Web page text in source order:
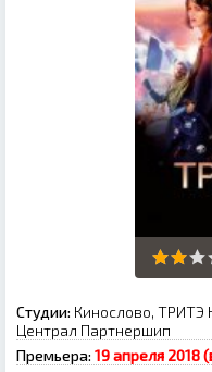
Студии: Кинослово, ТРИТЭ
Централ Партнершип
Премьера: 19 апреля 2018